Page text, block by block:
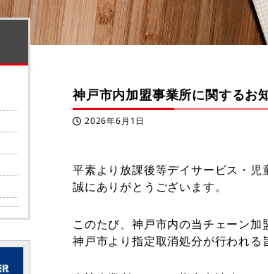
神戸市内加盟事業所に関するお
投稿日2026年6月1日
平素より放課後等デイサービス・児
誠にありがとうございます。
このたび、神戸市内の当チェーン加
神戸市より指定取消処分が行われる